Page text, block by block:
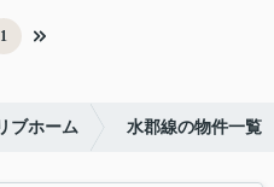
1
ブホーム 水郡線の物件一覧